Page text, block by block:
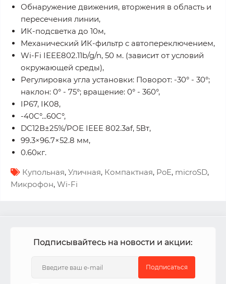
Обнаружение движения, вторжения в область и
пересечения линии,
ИК-подсветка до 10м,
Механический ИК-фильтр с автопереключением,
Wi-Fi IEEE802.11b/g/n, 50 м. (зависит от условий
окружающей среды),
Регулировка угла установки: Поворот: -30° - 30°;
наклон: 0° - 75°; вращение: 0° - 360°,
IP67, IK08,
-40C°...60C°,
DC12В±25%/POE IEEE 802.3af, 5Вт,
99.3×96.7×52.8 мм,
0.60кг.
Купольная, Уличная, Компактная, PoE, microSD,
Микрофон, Wi-Fi
Подписывайтесь на новости и акции:
Подписаться